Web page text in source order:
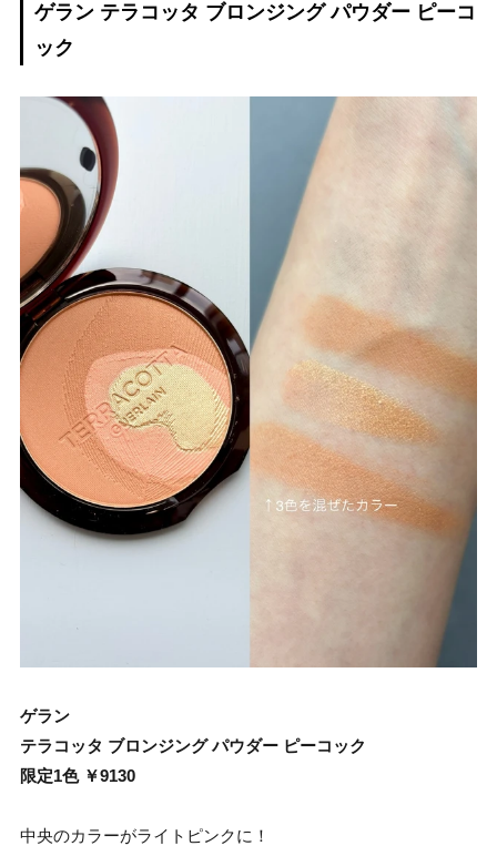
ゲラン テラコッタ ブロンジング パウダー ピーコ
ック
ゲラン
テラコッタ ブロンジング パウダー ピーコック
限定1色 ￥9130
中央のカラーがライトピンクに！